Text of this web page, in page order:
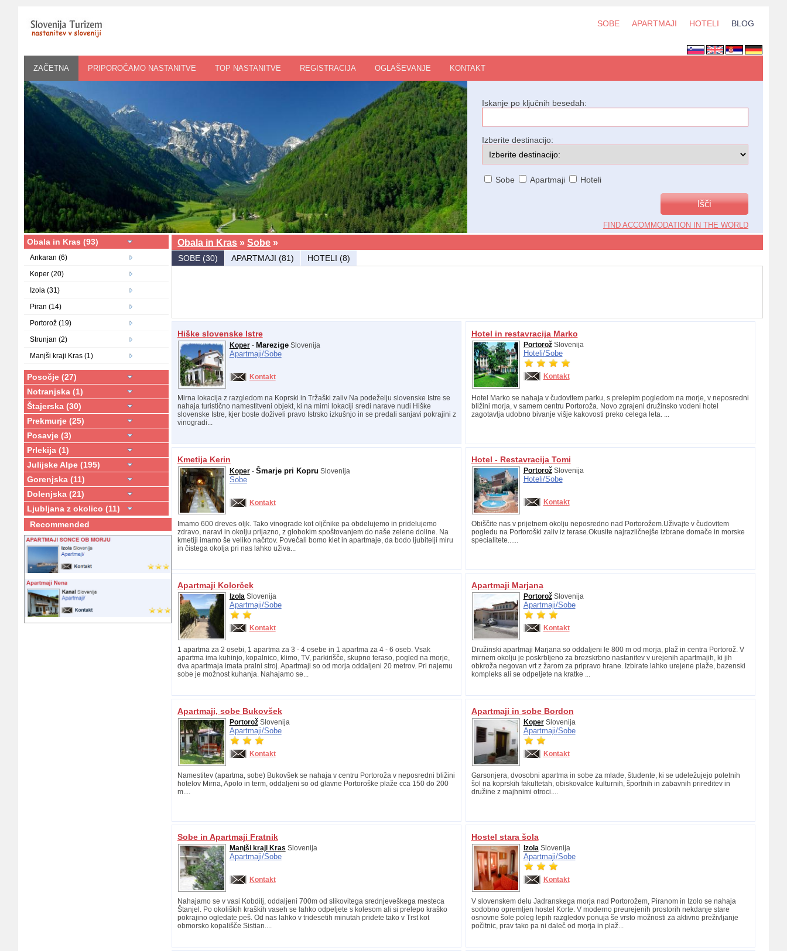
SOBE APARTMAJI HOTELI BLOG
ZAČETNA PRIPOROČAMO NASTANITVE TOP NASTANITVE REGISTRACIJA OGLAŠEVANJE KONTAKT
Iskanje po ključnih besedah:
Izberite destinacijo:
Sobe Apartmaji Hoteli
FIND ACCOMMODATION IN THE WORLD
Obala in Kras (93)
Ankaran (6)
Koper (20)
Izola (31)
Piran (14)
Portorož (19)
Strunjan (2)
Manjši kraji Kras (1)
Posočje (27)
Notranjska (1)
Štajerska (30)
Prekmurje (25)
Posavje (3)
Prlekija (1)
Julijske Alpe (195)
Gorenjska (11)
Dolenjska (21)
Ljubljana z okolico (11)
Recommended
Obala in Kras »Sobe »
SOBE (30) APARTMAJI (81) HOTELI (8)
Hiške slovenske Istre
Koper- MarezigeSlovenija
Apartmaji/Sobe
Kontakt
Mirna lokacija z razgledom na Koprski in Tržaški zaliv Na podeželju slovenske Istre se
nahaja turistično namestitveni objekt, ki na mirni lokaciji sredi narave nudi Hiške
slovenske Istre, kjer boste doživeli pravo Istrsko izkušnjo in se predali sanjavi pokrajini z
vinogradi...
Hotel in restavracija Marko
PortorožSlovenija
Hoteli/Sobe
Kontakt
Hotel Marko se nahaja v čudovitem parku, s prelepim pogledom na morje, v neposredni
bližini morja, v samem centru Portoroža. Novo zgrajeni družinsko vodeni hotel
zagotavlja udobno bivanje višje kakovosti preko celega leta. ...
Kmetija Kerin
Koper- Šmarje pri Kopru Slovenija
Sobe
Kontakt
Imamo 600 dreves oljk. Tako vinograde kot oljčnike pa obdelujemo in pridelujemo
zdravo, naravi in okolju prijazno, z globokim spoštovanjem do naše zelene doline. Na
kmetiji imamo še veliko načrtov. Povečali bomo klet in apartmaje, da bodo ljubitelji miru
in čistega okolja pri nas lahko uživa...
Hotel - Restavracija Tomi
PortorožSlovenija
Hoteli/Sobe
Kontakt
Obiščite nas v prijetnem okolju neposredno nad Portorožem.Uživajte v čudovitem
pogledu na Portoroški zaliv iz terase.Okusite najrazličnejše izbrane domače in morske
specialitete......
Apartmaji Kolorček
IzolaSlovenija
Apartmaji/Sobe
Kontakt
1 apartma za 2 osebi, 1 apartma za 3 - 4 osebe in 1 apartma za 4 - 6 oseb. Vsak
apartma ima kuhinjo, kopalnico, klimo, TV, parkirišče, skupno teraso, pogled na morje,
dva apartmaja imata pralni stroj. Apartmaji so od morja oddaljeni 20 metrov. Pri najemu
sobe je možnost kuhanja. Nahajamo se...
Apartmaji Marjana
PortorožSlovenija
Apartmaji/Sobe
Kontakt
Družinski apartmaji Marjana so oddaljeni le 800 m od morja, plaž in centra Portorož. V
mirnem okolju je poskrbljeno za brezskrbno nastanitev v urejenih apartmajih, ki jih
obkroža negovan vrt z žarom za pripravo hrane. Izbirate lahko urejene plaže, bazenski
kompleks ali se odpeljete na kratke ...
Apartmaji, sobe Bukovšek
PortorožSlovenija
Apartmaji/Sobe
Kontakt
Namestitev (apartma, sobe) Bukovšek se nahaja v centru Portoroža v neposredni bližini
hotelov Mirna, Apolo in term, oddaljeni so od glavne Portoroške plaže cca 150 do 200
m....
Apartmaji in sobe Bordon
KoperSlovenija
Apartmaji/Sobe
Kontakt
Garsonjera, dvosobni apartma in sobe za mlade, študente, ki se udeležujejo poletnih
šol na koprskih fakultetah, obiskovalce kulturnih, športnih in zabavnih prireditev in
družine z majhnimi otroci....
Sobe in Apartmaji Fratnik
Manjši kraji Kras Slovenija
Apartmaji/Sobe
Kontakt
Nahajamo se v vasi Kobdilj, oddaljeni 700m od slikovitega srednjeveškega mesteca
Štanjel. Po okoliških kraških vaseh se lahko odpeljete s kolesom ali si prelepo kraško
pokrajino ogledate peš. Od nas lahko v tridesetih minutah pridete tako v Trst kot
obmorsko kopališče Sistian....
Hostel stara šola
IzolaSlovenija
Apartmaji/Sobe
Kontakt
V slovenskem delu Jadranskega morja nad Portorožem, Piranom in Izolo se nahaja
sodobno opremljen hostel Korte. V moderno preurejenih prostorih nekdanje stare
osnovne šole poleg lepih razgledov ponuja še vrsto možnosti za aktivno preživljanje
počitnic, prav tako pa ni daleč od morja in plaž...